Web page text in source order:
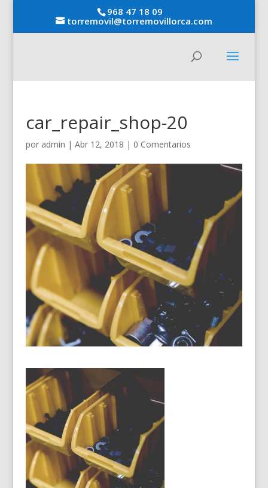
968 47 18 09
torremovil@torremovillorca.com
car_repair_shop-20
por admin | Abr 12, 2018 | 0 Comentarios